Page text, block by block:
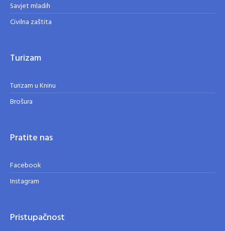
Savjet mladih
Civilna zaštita
Turizam
Turizam u Kninu
Brošura
Pratite nas
Facebook
Instagram
Pristupačnost